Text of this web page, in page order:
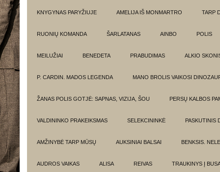
KNYGYNAS PARYŽIUJE AMELIJA IŠ MONMARTRO TARP
RUONIŲ KOMANDA ŠARLATANAS AINBO POLIS
MEILUŽIAI BENEDETA PRABUDIMAS ALKIO
P. CARDIN. MADOS LEGENDA MANO BROLIS VAIKOSI
ŽANAS POLIS GOTJĖ: SAPNAS, VIZIJA, ŠOU PERSŲ KALBOS
VALDININKO PRAKEIKSMAS SELEKCININKĖ PASKUTINIS
AMŽINYBĖ TARP MŪSŲ AUKSINIAI BALSAI BENKSIS.
AUDROS VAIKAS ALISA REIVAS TRAUKINYS Į